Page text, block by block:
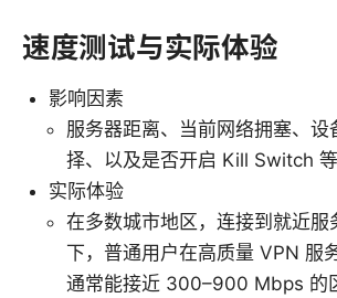
速度测试与实际体验
影响因素
服务器距离、当前网络拥塞、设
择、以及是否开启 Kill Switch 等
实际体验
在多数城市地区，连接到就近服
下，普通用户在高质量 VPN 服
通常能接近 300–900 Mbps 的